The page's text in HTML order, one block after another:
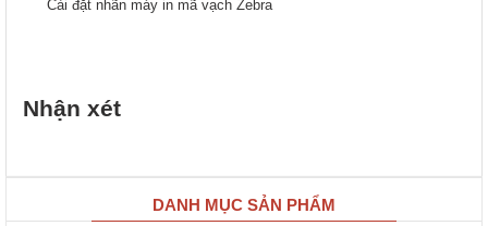
Cài đặt nhãn máy in mã vạch Zebra
Nhận xét
DANH MỤC SẢN PHẨM